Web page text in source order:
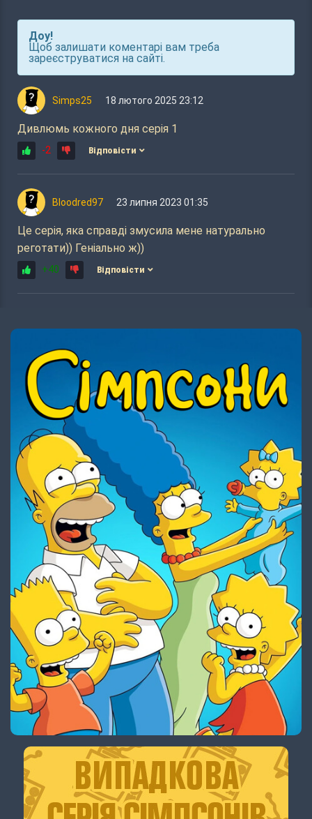
Доу!
Щоб залишати коментарі вам треба
зареєструватися на сайті.
Simps25 18 лютого 2025 23:12
Дивлюмь кожного дня серія 1
-2 Відповісти
Bloodred97 23 липня 2023 01:35
Це серія, яка справді змусила мене натурально
реготати)) Геніально ж))
+40 Відповісти